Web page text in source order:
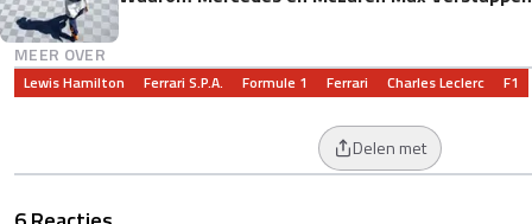
MEER OVER
Lewis Hamilton Ferrari S.p.A. Formule 1 Ferrari Charles Leclerc F1
Delen met